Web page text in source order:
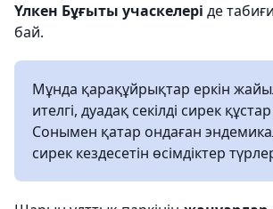
Үлкен Бұғыты учаскелері де
бай.
Мұнда қарақұйрықтар еркін
ителгі, дуадақ секілді сирек
Сонымен қатар ондаған
сирек кездесетін өсімдіктер